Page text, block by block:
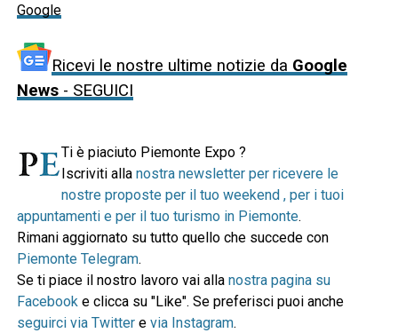
Google
Ricevi le nostre ultime notizie da Google
News- SEGUICI
Ti è piaciuto Piemonte Expo ?
Iscriviti alla nostra newsletter per ricevere le
nostre proposte per il tuo weekend , per i tuoi
appuntamenti e per il tuo turismo in Piemonte.
Rimani aggiornato su tutto quello che succede con
Piemonte Telegram.
Se ti piace il nostro lavoro vai alla nostra pagina su
Facebook e clicca su "Like". Se preferisci puoi anche
seguirci via Twittere via Instagram.